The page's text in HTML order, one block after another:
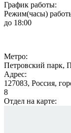
График работы:
Режим(часы)
до 18:00
Метро:
Петровский парк,
Адрес:
127083, Россия,
8
Отдел на карте: